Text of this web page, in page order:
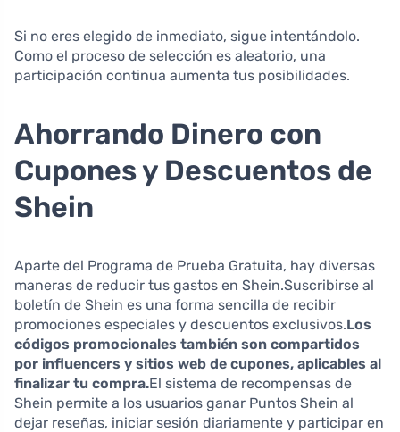
Si no eres elegido de inmediato, sigue intentándolo.
Como el proceso de selección es aleatorio, una
participación continua aumenta tus posibilidades.
Ahorrando Dinero con
Cupones y Descuentos de
Shein
Aparte del Programa de Prueba Gratuita, hay diversas
maneras de reducir tus gastos en Shein.Suscribirse al
boletín de Shein es una forma sencilla de recibir
promociones especiales y descuentos exclusivos.Los
códigos promocionales también son compartidos
por influencers y sitios web de cupones, aplicables al
finalizar tu compra.El sistema de recompensas de
Shein permite a los usuarios ganar Puntos Shein al
dejar reseñas, iniciar sesión diariamente y participar en